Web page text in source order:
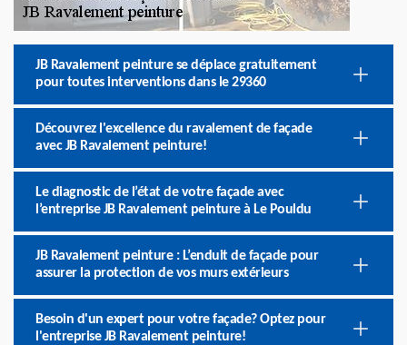
JB Ravalement peinture se déplace gratuitement
pour toutes interventions dans le 29360
Découvrez l'excellence du ravalement de façade
avec JB Ravalement peinture!
Le diagnostic de l’état de votre façade avec
l’entreprise JB Ravalement peinture à Le Pouldu
JB Ravalement peinture : L’enduit de façade pour
assurer la protection de vos murs extérieurs
Besoin d'un expert pour votre façade? Optez pour
l'entreprise JB Ravalement peinture!